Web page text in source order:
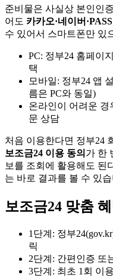
준비물은 사실상 본인인
어도 카카오·네이버
수 있어서 스마트폰만 있
PC: 정부24 홈페이
택
모바일: 정부24 앱
름은 PC와 동일)
온라인이 어려운
문 상담
처음 이용한다면 정부24
보조금24 이용 동의 가 한
보를 조회에 활용해도 된
는 바로 결과를 볼 수 있
보조금24 맞춤
1단계: 정부
릭
2단계: 간편인증 또
3단계: 최초 1회 이